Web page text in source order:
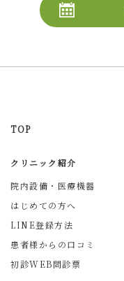
TOP
クリニック紹介
院内設備・医療機器
はじめての方へ
LINE登録方法
患者様からの口コミ
初診WEB問診票